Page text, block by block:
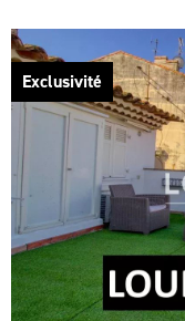
Exclusivité